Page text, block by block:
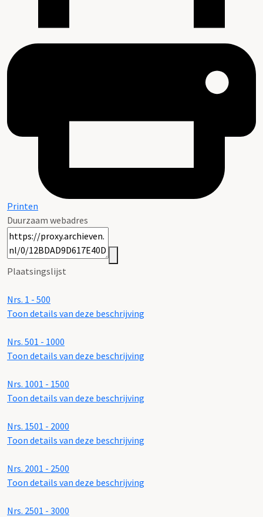
Printen
Duurzaam webadres
Plaatsingslijst
Nrs. 1 - 500
Toon details van deze beschrijving
Nrs. 501 - 1000
Toon details van deze beschrijving
Nrs. 1001 - 1500
Toon details van deze beschrijving
Nrs. 1501 - 2000
Toon details van deze beschrijving
Nrs. 2001 - 2500
Toon details van deze beschrijving
Nrs. 2501 - 3000